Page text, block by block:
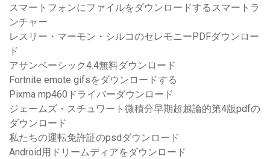
スマートフォンにファイルをダウンロードするスマートラ
ンチャー
レスリー・マーモン・シルコのセレモニーPDFダウンロー
ド
アサンベーシック4.4無料ダウンロード
Fortnite emote gifsをダウンロードする
Pixma mp460ドライバーダウンロード
ジェームズ・スチュワート微積分早期超越論的第4版pdfの
ダウンロード
私たちの運転免許証のpsdダウンロード
Android用ドリームディアをダウンロード